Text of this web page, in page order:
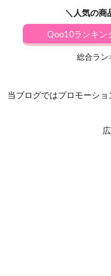
＼人気の商
Qoo10ランキン
総合ラン
当ブログではプロモーショ